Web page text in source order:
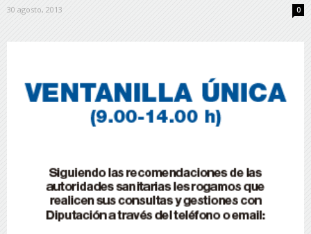
30 agosto, 2013 0